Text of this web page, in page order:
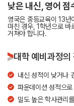
낮은 내신, 영어
영국은 중등교육이 13
마친 경우, 1학년으로
거쳐야 합니다.
대학 예비과정의
내신 성적이 낮거나
파운데이션 성적으
밀도 높은 학사관리